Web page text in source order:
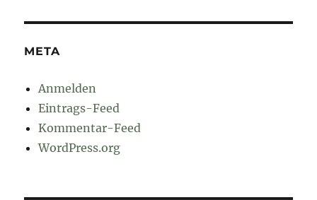
META
Anmelden
Eintrags-Feed
Kommentar-Feed
WordPress.org